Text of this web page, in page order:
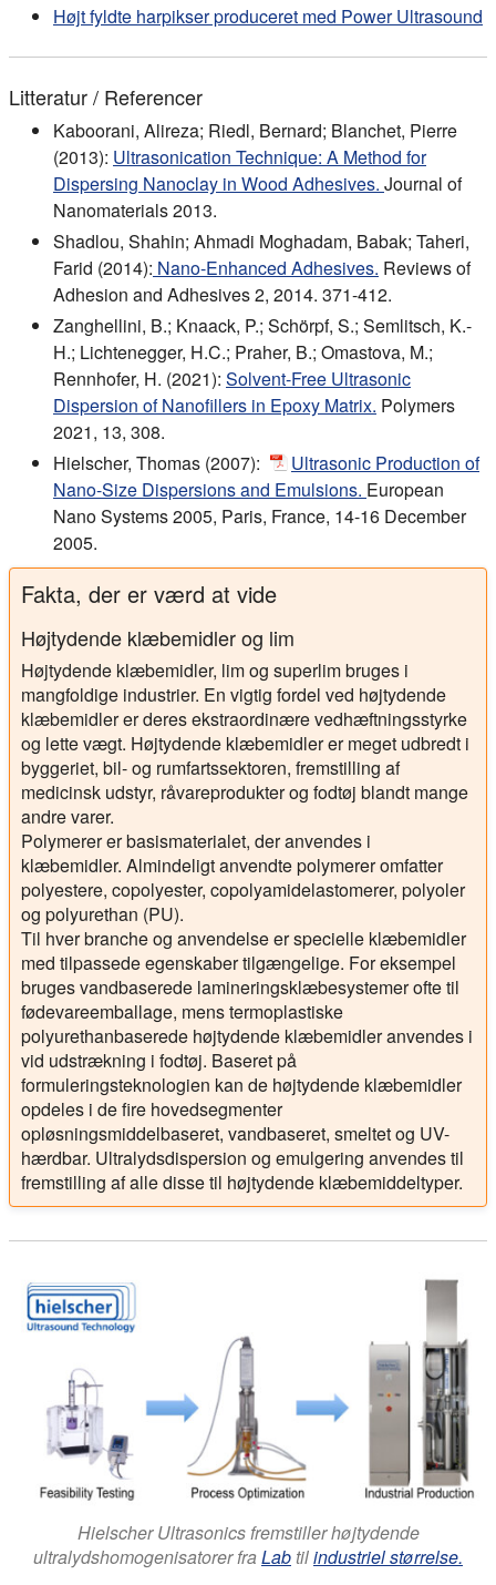
Højt fyldte harpikser produceret med Power Ultrasound
Litteratur / Referencer
Kaboorani, Alireza; Riedl, Bernard; Blanchet, Pierre
(2013): Ultrasonication Technique: A Method for
Dispersing Nanoclay in Wood Adhesives. Journal of
Nanomaterials 2013.
Shadlou, Shahin; Ahmadi Moghadam, Babak; Taheri,
Farid (2014): Nano-Enhanced Adhesives. Reviews of
Adhesion and Adhesives 2, 2014. 371-412.
Zanghellini, B.; Knaack, P.; Schörpf, S.; Semlitsch, K.-
H.; Lichtenegger, H.C.; Praher, B.; Omastova, M.;
Rennhofer, H. (2021): Solvent-Free Ultrasonic
Dispersion of Nanofillers in Epoxy Matrix. Polymers
2021, 13, 308.
Hielscher, Thomas (2007):
Ultrasonic Production of
Nano-Size Dispersions and Emulsions. European
Nano Systems 2005, Paris, France, 14-16 December
2005.
Fakta, der er værd at vide
Højtydende klæbemidler og lim
Højtydende klæbemidler, lim og superlim bruges i
mangfoldige industrier. En vigtig fordel ved højtydende
klæbemidler er deres ekstraordinære vedhæftningsstyrke
og lette vægt. Højtydende klæbemidler er meget udbredt i
byggeriet, bil- og rumfartssektoren, fremstilling af
medicinsk udstyr, råvareprodukter og fodtøj blandt mange
andre varer.
Polymerer er basismaterialet, der anvendes i
klæbemidler. Almindeligt anvendte polymerer omfatter
polyestere, copolyester, copolyamidelastomerer, polyoler
og polyurethan (PU).
Til hver branche og anvendelse er specielle klæbemidler
med tilpassede egenskaber tilgængelige. For eksempel
bruges vandbaserede lamineringsklæbesystemer ofte til
fødevareemballage, mens termoplastiske
polyurethanbaserede højtydende klæbemidler anvendes i
vid udstrækning i fodtøj. Baseret på
formuleringsteknologien kan de højtydende klæbemidler
opdeles i de fire hovedsegmenter
opløsningsmiddelbaseret, vandbaseret, smeltet og UV-
hærdbar. Ultralydsdispersion og emulgering anvendes til
fremstilling af alle disse til højtydende klæbemiddeltyper.
Hielscher Ultrasonics fremstiller højtydende
ultralydshomogenisatorer fraLab tilindustriel størrelse.